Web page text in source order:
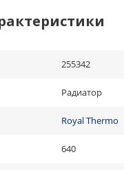
255342
Радиатор
Royal Thermo
640